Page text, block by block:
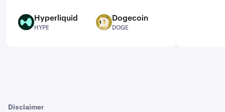
HYPE Hyperliquid
HYPE
DOGE Dogecoin
DOGE
Disclaimer